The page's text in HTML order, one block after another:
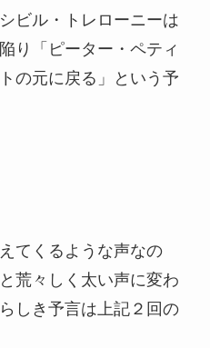
ビル・トレローニーは
り「ピーター・ペティ
の元に戻る」という予
てくるような声なの
荒々しく太い声に変わ
しき予言は上記２回の